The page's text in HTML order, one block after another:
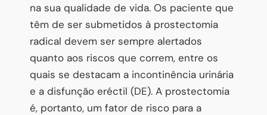
na sua qualidade de vida. Os paciente que
têm de ser submetidos à prostectomia
radical devem ser sempre alertados
quanto aos riscos que correm, entre os
quais se destacam a incontinência urinária
e a disfunção eréctil (DE). A prostectomia
é, portanto, um fator de risco para a